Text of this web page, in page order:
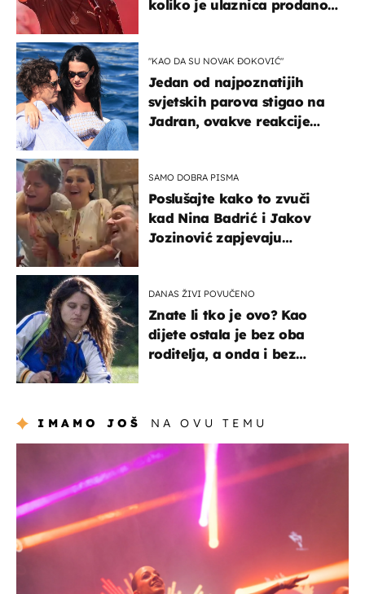
koliko je ulaznica prodano
"KAO DA SU NOVAK ĐOKOVIĆ"
Jedan od najpoznatijih
svjetskih parova stigao na
Jadran, ovakve reakcije
SAMO DOBRA PISMA
Poslušajte kako to zvuči
kad Nina Badrić i Jakov
Jozinović zapjevaju
DANAS ŽIVI POVUČENO
Znate li tko je ovo? Kao
dijete ostala je bez oba
roditelja, a onda i bez
IMAMO JOŠ NA OVU TEMU